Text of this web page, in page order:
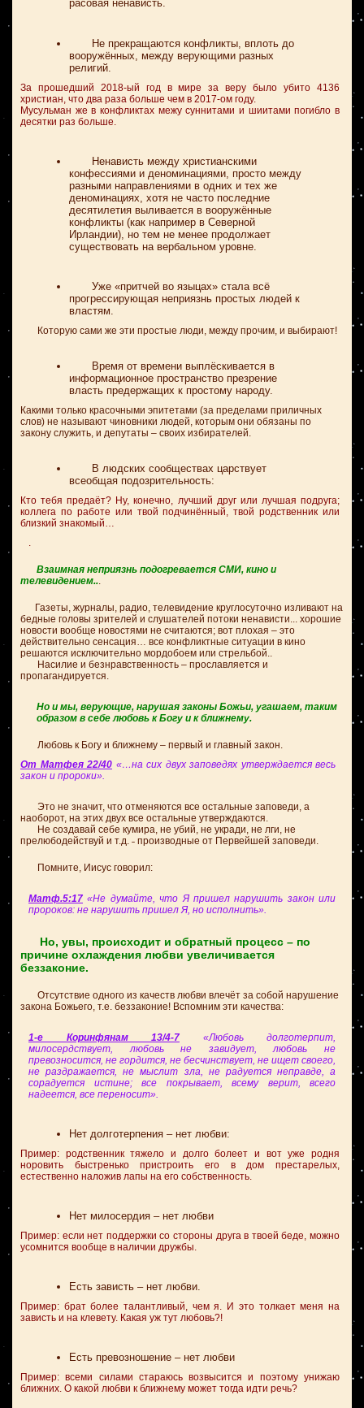
расовая ненависть.
Не прекращаются конфликты, вплоть до
вооружённых, между верующими разных
религий.
За прошедший 2018-ый год в мире за веру было убито 4136
христиан, что два раза больше чем в 2017-ом году.
Мусульман же в конфликтах межу суннитами и шиитами погибло в
десятки раз больше.
Ненависть между христианскими
конфессиями и деноминациями, просто между
разными направлениями в одних и тех же
деноминациях, хотя не часто последние
десятилетия выливается в вооружённые
конфликты (как например в Северной
Ирландии), но тем не менее продолжает
существовать на вербальном уровне.
Уже «притчей во языцах» стала всё
прогрессирующая неприязнь простых людей к
властям.
Которую сами же эти простые люди, между прочим, и выбирают!
Время от времени выплёскивается в
информационное пространство презрение
власть предержащих к простому народу.
Какими только красочными эпитетами (за пределами приличных
слов) не называют чиновники людей, которым они обязаны по
закону служить, и депутаты – своих избирателей.
В людских сообществах царствует
всеобщая подозрительность:
Кто тебя предаёт? Ну, конечно, лучший друг или лучшая подруга;
коллега по работе или твой подчинённый, твой родственник или
близкий знакомый…
.
Взаимная неприязнь подогревается СМИ, кино и
телевидением...
Газеты, журналы, радио, телевидение круглосуточно изливают на
бедные головы зрителей и слушателей потоки ненависти... хорошие
новости вообще новостями не считаются; вот плохая – это
действительно сенсация… все конфликтные ситуации в кино
решаются исключительно мордобоем или стрельбой..
Насилие и безнравственность – прославляется и
пропагандируется.
Но и мы, верующие, нарушая законы Божьи, угашаем, таким
образом в себе любовь к Богу и к ближнему.
Любовь к Богу и ближнему – первый и главный закон.
От Матфея 22/40 «…на сих двух заповедях утверждается весь
закон и пророки».
Это не значит, что отменяются все остальные заповеди, а
наоборот, на этих двух все остальные утверждаются.
Не создавай себе кумира, не убий, не укради, не лги, не
прелюбодействуй и т.д. ˗ производные от Первейшей заповеди.
Помните, Иисус говорил:
Матф.5:17 «Не думайте, что Я пришел нарушить закон или
пророков: не нарушить пришел Я, но исполнить».
Но, увы, происходит и обратный процесс – по
причине охлаждения любви увеличивается
беззаконие.
Отсутствие одного из качеств любви влечёт за собой нарушение
закона Божьего, т.е. беззаконие! Вспомним эти качества:
1-е Коринфянам 13/4-7 «Любовь долготерпит,
милосердствует, любовь не завидует, любовь не
превозносится, не гордится, не бесчинствует, не ищет своего,
не раздражается, не мыслит зла, не радуется неправде, а
сорадуется истине; все покрывает, всему верит, всего
надеется, все переносит».
Нет долготерпения – нет любви:
Пример: родственник тяжело и долго болеет и вот уже родня
норовить быстренько пристроить его в дом престарелых,
естественно наложив лапы на его собственность.
Нет милосердия – нет любви
Пример: если нет поддержки со стороны друга в твоей беде, можно
усомнится вообще в наличии дружбы.
Есть зависть – нет любви.
Пример: брат более талантливый, чем я. И это толкает меня на
зависть и на клевету. Какая уж тут любовь?!
Есть превозношение – нет любви
Пример: всеми силами стараюсь возвысится и поэтому унижаю
ближних. О какой любви к ближнему может тогда идти речь?